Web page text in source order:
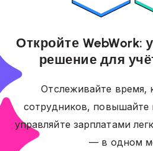
Откройте WebWork:
решение для
Отслеживайте время,
сотрудников, повышайте
управляйте зарплатами
— в одном